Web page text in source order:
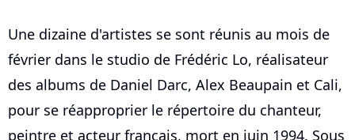
Une dizaine d'artistes se sont réunis au mois de
février dans le studio de Frédéric Lo, réalisateur
des albums de Daniel Darc, Alex Beaupain et Cali,
pour se réapproprier le répertoire du chanteur,
peintre et acteur français, mort en juin 1994. Sous